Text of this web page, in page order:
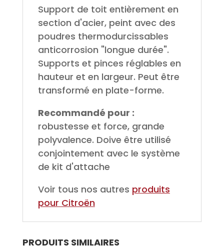
Support de toit entièrement en
section d'acier, peint avec des
poudres thermodurcissables
anticorrosion "longue durée".
Supports et pinces réglables en
hauteur et en largeur. Peut être
transformé en plate-forme.
Recommandé pour :
robustesse et force, grande
polyvalence. Doive être utilisé
conjointement avec le système
de kit d'attache
Voir tous nos autres produits
pour Citroën
PRODUITS SIMILAIRES